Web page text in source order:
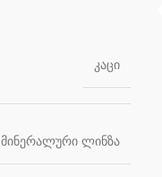
კაცი
მინერალური ლინზა